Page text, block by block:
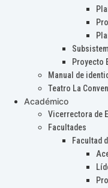
Proyecto
Manual de
Teatro La
Académico
Vicerrectora de
Facultades
Facultad